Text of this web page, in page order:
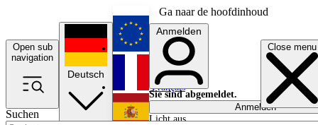
Ga naar de hoofdinhoud
Open sub
navigation
Close menu
Suchen
Deutsch
English
Français
Anmelden
Sie sind abgemeldet.
Anmelden
Licht aus